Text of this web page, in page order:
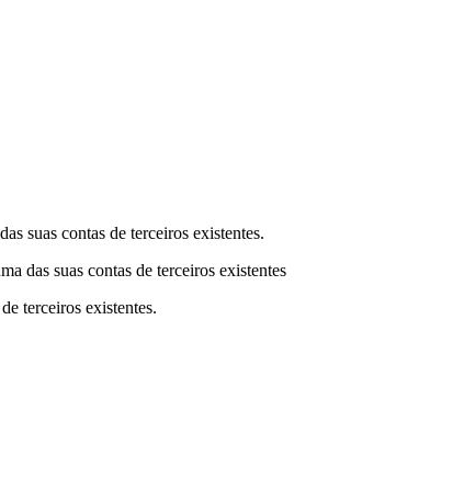
suas contas de terceiros existentes.
das suas contas de terceiros existentes
terceiros existentes.